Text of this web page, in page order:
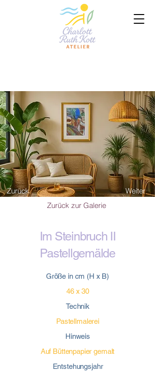
Zurück
Weiter
Zurück zur Galerie
Im Steinbruch II
Pastellgemälde
Größe in cm (H x B)
46 x 30
Technik
Pastellmalerei
Hinweis
Auf Büttenpapier gemalt
Entstehungsjahr